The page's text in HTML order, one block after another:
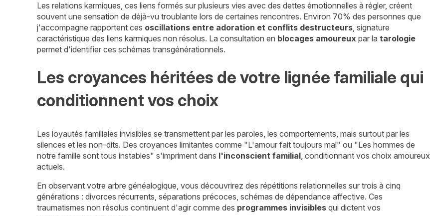
Les relations karmiques, ces liens formés sur plusieurs vies avec des dettes émotionnelles à régler, créent
souvent une sensation de déjà-vu troublante lors de certaines rencontres. Environ 70% des personnes que
j'accompagne rapportent ces oscillations entre adoration et conflits destructeurs, signature
caractéristique des liens karmiques non résolus. La consultation en blocages amoureux par latarologie
permet d'identifier ces schémas transgénérationnels.
Les croyances héritées de votre lignée familiale qui
conditionnent vos choix
Les loyautés familiales invisibles se transmettent par les paroles, les comportements, mais surtout par les
silences et les non-dits. Des croyances limitantes comme "L'amour fait toujours mal" ou "Les hommes de
notre famille sont tous instables" s'impriment dans l'inconscient familial, conditionnant vos choix amoureux
actuels.
En observant votre arbre généalogique, vous découvrirez des répétitions relationnelles sur trois à cinq
générations : divorces récurrents, séparations précoces, schémas de dépendance affective. Ces
traumatismes non résolus continuent d'agir comme des programmes invisibles qui dictent vos